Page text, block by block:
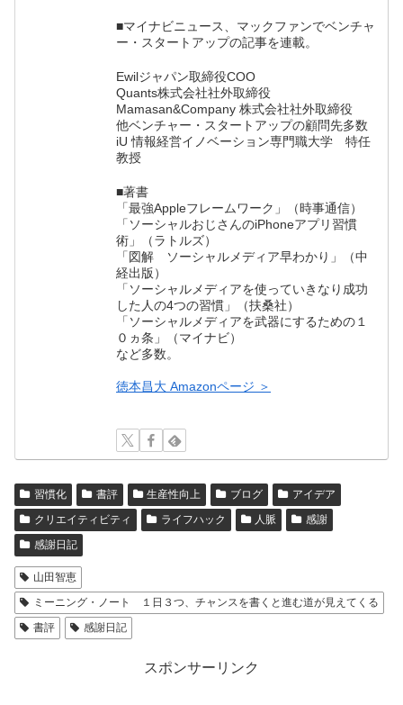
■マイナビニュース、マックファンでベンチャ
ー・スタートアップの記事を連載。
Ewilジャパン取締役COO
Quants株式会社社外取締役
Mamasan&Company 株式会社社外取締役
他ベンチャー・スタートアップの顧問先多数
iU 情報経営イノベーション専門職大学 特任
教授
■著書
「最強Appleフレームワーク」（時事通信）
「ソーシャルおじさんのiPhoneアプリ習慣
術」（ラトルズ）
「図解 ソーシャルメディア早わかり」（中
経出版）
「ソーシャルメディアを使っていきなり成功
した人の4つの習慣」（扶桑社）
「ソーシャルメディアを武器にするための１
０ヵ条」（マイナビ）
など多数。
徳本昌大 Amazonページ ＞
習慣化 書評 生産性向上 ブログ
アイデア
クリエイティビティ
ライフハック 人脈
感謝
感謝日記
山田智恵
ミーニング・ノート １日３つ、チャンスを書くと進む道が見えてくる
書評
感謝日記
スポンサーリンク